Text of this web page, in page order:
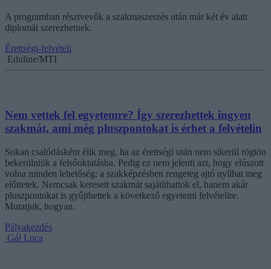
A programban résztvevők a szakmaszerzés után már két év alatt
diplomát szerezhetnek.
Érettségi-felvételi
Eduline/MTI
Nem vettek fel egyetemre? Így szerezhettek ingyen
szakmát, ami még pluszpontokat is érhet a felvételin
Sokan csalódásként élik meg, ha az érettségi után nem sikerül rögtön
bekerülniük a felsőoktatásba. Pedig ez nem jelenti azt, hogy elúszott
volna minden lehetőség: a szakképzésben rengeteg ajtó nyílhat meg
előttetek. Nemcsak keresett szakmát sajátíthattok el, hanem akár
pluszpontokat is gyűjthettek a következő egyetemi felvételire.
Mutatjuk, hogyan.
Pályakezdés
Gál Luca